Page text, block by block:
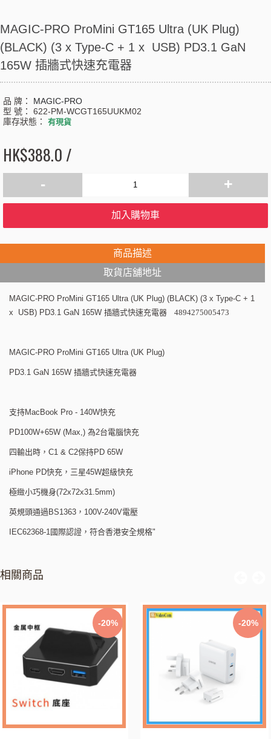
MAGIC-PRO ProMini GT165 Ultra (UK Plug)
(BLACK) (3 x Type-C + 1 x USB) PD3.1 GaN
165W 插牆式快速充電器
品 牌： MAGIC-PRO
型 號： 622-PM-WCGT165UUKM02
庫存狀態： 有現貨
HK$388.0 /
- +
加入購物車
商品描述
取貨店舖地址
MAGIC-PRO ProMini GT165 Ultra (UK Plug) (BLACK) (3 x Type-C + 1
x USB) PD3.1 GaN 165W 插牆式快速充電器 4894275005473
MAGIC-PRO ProMini GT165 Ultra (UK Plug)
PD3.1 GaN 165W 插牆式快速充電器
支持MacBook Pro - 140W快充
PD100W+65W (Max,) 為2台電腦快充
四輸出時， C1 & C2保持PD 65W
iPhone PD快充，三星45W超級快充
極緻小巧機身(72x72x31.5mm)
英規頭通過 BS1363 ， 100V-240V電壓
IEC62368-1 國際認證，符合香港安全規格"
相關商品
-20% -20%